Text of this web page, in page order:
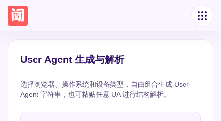
User Agent 生成与解析
选择浏览器、操作系统和设备类型，自由组合生成 User-
Agent 字符串，也可粘贴任意 UA 进行结构解析。